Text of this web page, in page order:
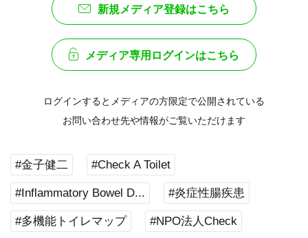
新規メディア登録はこちら
メディア専用ログインはこちら
ログインするとメディアの方限定で公開されている
お問い合わせ先や情報がご覧いただけます
#金子健二 #Check A Toilet
#Inflammatory Bowel D... #炎症性腸疾患
#多機能トイレマップ #NPO法人Check